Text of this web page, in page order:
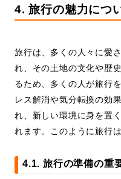
4. 旅行の魅力につ
旅行は、多くの人々に愛
れ、その土地の文化や歴
るため、多くの人が旅行
レス解消や気分転換の効
れ、新しい環境に身を置
れます。このように旅行
4.1. 旅行の準備の重